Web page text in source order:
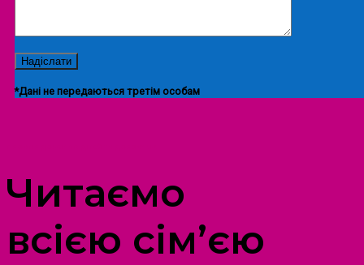
*Дані не передаються третім особам
Читаємо
всією сім’єю